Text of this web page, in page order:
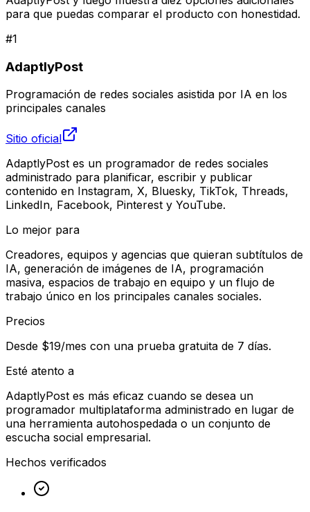
para que puedas comparar el producto con honestidad.
#1
AdaptlyPost
Programación de redes sociales asistida por IA en los
principales canales
Sitio oficial
AdaptlyPost es un programador de redes sociales
administrado para planificar, escribir y publicar
contenido en Instagram, X, Bluesky, TikTok, Threads,
LinkedIn, Facebook, Pinterest y YouTube.
Lo mejor para
Creadores, equipos y agencias que quieran subtítulos de
IA, generación de imágenes de IA, programación
masiva, espacios de trabajo en equipo y un flujo de
trabajo único en los principales canales sociales.
Precios
Desde $19/mes con una prueba gratuita de 7 días.
Esté atento a
AdaptlyPost es más eficaz cuando se desea un
programador multiplataforma administrado en lugar de
una herramienta autohospedada o un conjunto de
escucha social empresarial.
Hechos verificados